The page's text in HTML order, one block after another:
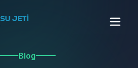
Blog